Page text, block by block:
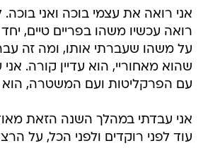
אני רואה את עצמי בוכה ואני
רואה עכשיו משהו בפריים טיים,
על משהו שעברתי אותו, ומה זה
שהוא מאחוריי, הוא עדיין קורה. אני
עם הפרקליטות ועם המשטרה, הוא
אני עבדתי במהלך השנה הזאת
עוד לפני רוקדים ולפני הכל, על